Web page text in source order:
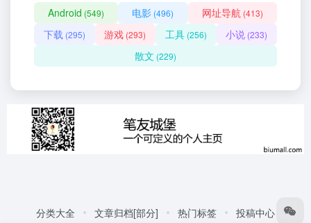
Android (549) 电影 (496) 网址导航 (413)
下载 (295) 游戏 (293) 工具(256) 小说 (233)
散文 (229)
分类大全 文章归档[部分] 热门标签 投稿中心